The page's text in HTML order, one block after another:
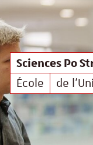
Sciences Po
École de
Po Strasbourg